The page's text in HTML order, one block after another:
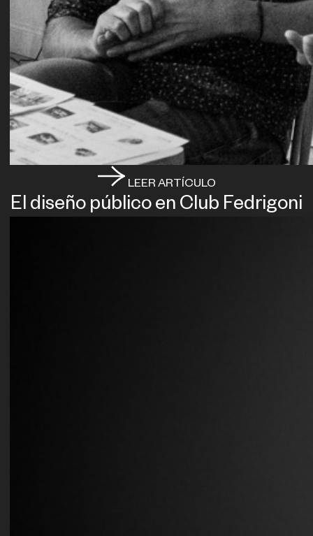
LEER ARTÍCULO
El diseño público en Club Fedrigoni